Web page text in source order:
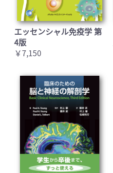
エッセンシャル免疫学 第
4版
￥7,150